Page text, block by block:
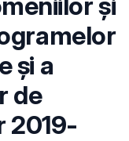
şi a
de
2019-